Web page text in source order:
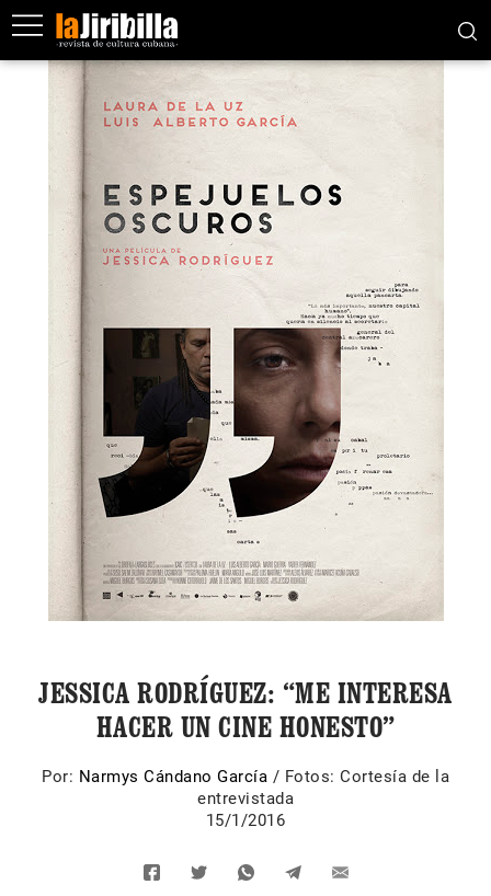
JESSICA RODRÍGUEZ: “ME INTERESA
HACER UN CINE HONESTO”
Por: Narmys Cándano García / Fotos: Cortesía de la
entrevistada
15/1/2016